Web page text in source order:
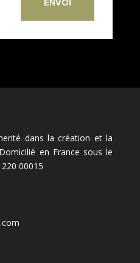
ENVOI
dans la création et la
en France sous le
00015